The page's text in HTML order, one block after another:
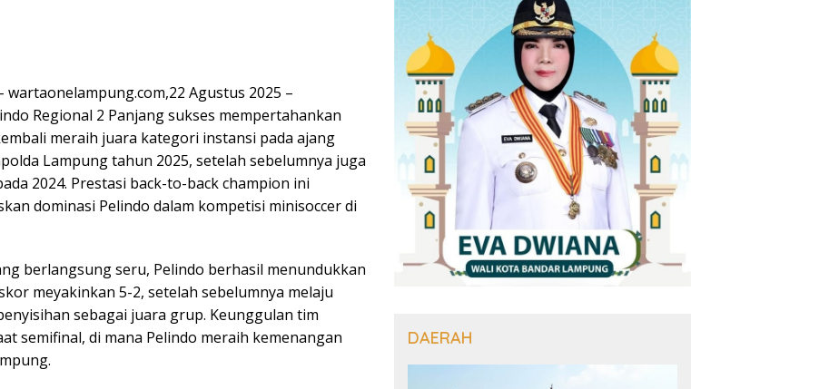
wartaonelampung.com,22 Agustus 2025 –
Regional 2 Panjang sukses mempertahankan
meraih juara kategori instansi pada ajang
Lampung tahun 2025, setelah sebelumnya juga
2024. Prestasi back-to-back champion ini
dominasi Pelindo dalam kompetisi minisoccer di
berlangsung seru, Pelindo berhasil menundukkan
meyakinkan 5-2, setelah sebelumnya melaju
sebagai juara grup. Keunggulan tim
semifinal, di mana Pelindo meraih kemenangan
DAERAH